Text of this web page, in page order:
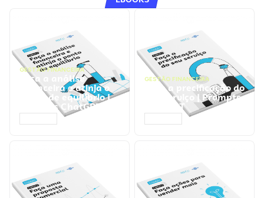
GESTÃO FINANCEIRA
Faça a análise
financeira e atinja o
ponto de equilíbrio |
Prompts ChatGPT
GESTÃO FINANCEIRA
Faça a precificação do
seu serviço | Prompts
ChatGPT